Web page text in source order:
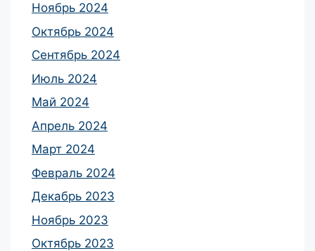
Ноябрь 2024
Октябрь 2024
Сентябрь 2024
Июль 2024
Май 2024
Апрель 2024
Март 2024
Февраль 2024
Декабрь 2023
Ноябрь 2023
Октябрь 2023